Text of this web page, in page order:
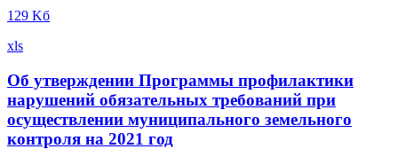
129 Kб
xls
Об утверждении Программы профилактики
нарушений обязательных требований при
осуществлении муниципального земельного
контроля на 2021 год